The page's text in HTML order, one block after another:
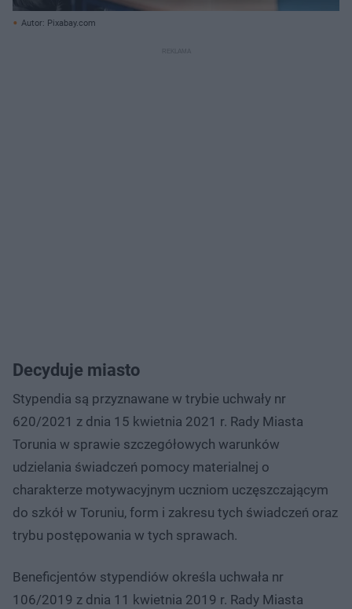
Autor: Pixabay.com
Decyduje miasto
Stypendia są przyznawane w trybie uchwały nr
620/2021 z dnia 15 kwietnia 2021 r. Rady Miasta
Torunia w sprawie szczegółowych warunków
udzielania świadczeń pomocy materialnej o
charakterze motywacyjnym uczniom uczęszczającym
do szkół w Toruniu, form i zakresu tych świadczeń oraz
trybu postępowania w tych sprawach.
Beneficjentów stypendiów określa uchwała nr
106/2019 z dnia 11 kwietnia 2019 r. Rady Miasta